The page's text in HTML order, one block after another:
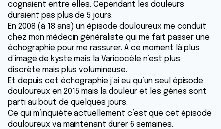
cognaient entre elles. Cependant les douleurs
duraient pas plus de 5 jours.
En 2008 (à 18 ans) un épisode douloureux me conduit
chez mon médecin généraliste qui me fait passer une
échographie pour me rassurer. A ce moment là plus
d’image de kyste mais la Varicocèle n’est plus
discrète mais plus volumineuse.
Et depuis cet échographie j’ai eu qu’un seul épisode
douloureux en 2015 mais la douleur et les gènes sont
parti au bout de quelques jours.
Ce qui m’inquiète actuellement c’est que cet épisode
douloureux va maintenant durer 6 semaines.